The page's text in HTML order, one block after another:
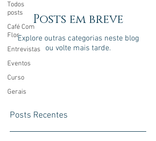
Todos
posts
Café Com
Flor
Entrevistas
Eventos
Curso
Gerais
Posts em breve
Explore outras categorias neste blog
ou volte mais tarde.
Posts Recentes